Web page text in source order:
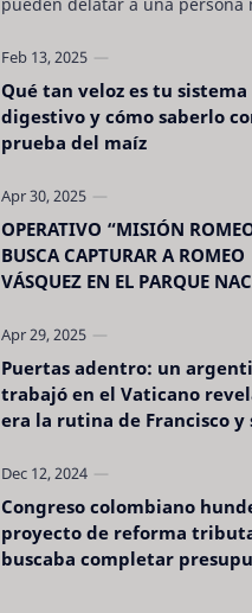
evidentes. Conocerlas puede
Qué tan veloz es tu sistema
digestivo y cómo saberlo
prueba del maíz
OPERATIVO “MISIÓN
BUSCA CAPTURAR A ROMEO
VÁSQUEZ EN EL PARQUE
Puertas adentro: un
trabajó en el Vaticano
era la rutina de Francisco y
Congreso colombiano
proyecto de reforma
buscaba completar